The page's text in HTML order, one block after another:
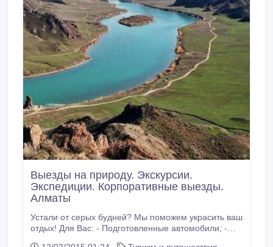
Выезды на природу. Экскурсии.
Экспедиции. Корпоративные выезды.
Алматы
Устали от серых будней? Мы поможем украсить ваш
отдых! Для Вас: - Подготовленные автомобили; -